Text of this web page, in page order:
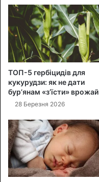
ТОП-5 гербіцидів для
кукурудзи: як не дати
бур’янам «з’їсти» врожай
28 Березня 2026